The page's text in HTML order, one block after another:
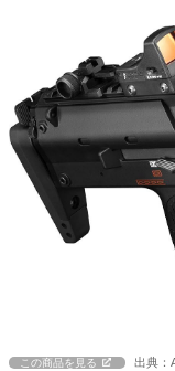
この商品を見る 出典：